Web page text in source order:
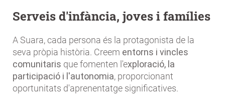
d'Ariadna
Serveis d'infància, joves i famílies
A Suara, cada persona és la protagonista de la
seva pròpia història. Creem entorns i vincles
comunitaris que fomenten l'exploració, la
participació i l'autonomia, proporcionant
oportunitats d'aprenentatge significatives.